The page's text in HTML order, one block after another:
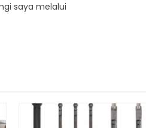
saya melalui